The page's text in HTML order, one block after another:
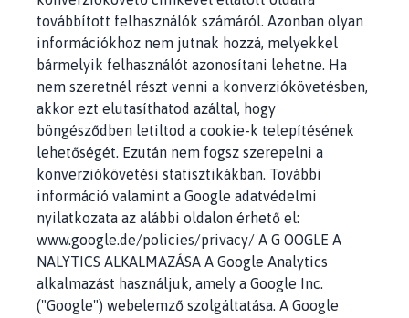
továbbított felhasználók számáról. Azonban olyan
információkhoz nem jutnak hozzá, melyekkel
bármelyik felhasználót azonosítani lehetne. Ha
nem szeretnél részt venni a konverziókövetésben,
akkor ezt elutasíthatod azáltal, hogy
böngésződben letiltod a cookie-k telepítésének
lehetőségét. Ezután nem fogsz szerepelni a
konverziókövetési statisztikákban. További
információ valamint a Google adatvédelmi
nyilatkozata az alábbi oldalon érhető el:
www.google.de/policies/privacy/ A G OOGLE A
NALYTICS ALKALMAZÁSA A Google Analytics
alkalmazást használjuk, amely a Google Inc.
("Google") webelemző szolgáltatása. A Google